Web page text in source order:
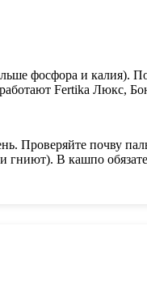
фосфора и калия).
Fertika Люкс,
почву
гниют). В кашпо